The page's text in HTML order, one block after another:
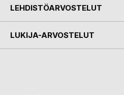
LEHDISTÖARVOSTELUT
LUKIJA-ARVOSTELUT